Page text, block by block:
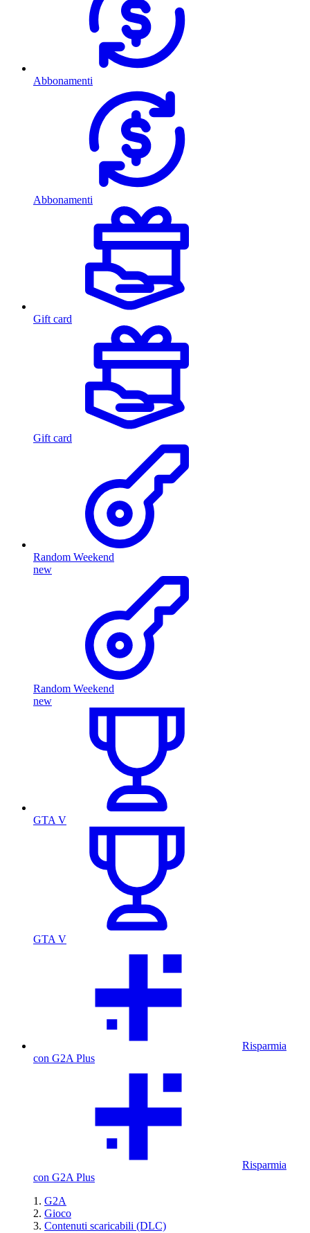
Abbonamenti
Abbonamenti
Gift card
Gift card
Random Weekend
new
Random Weekend
new
GTA V
GTA V
Risparmia
con G2A Plus
Risparmia
con G2A Plus
G2A
Gioco
Contenuti scaricabili (DLC)